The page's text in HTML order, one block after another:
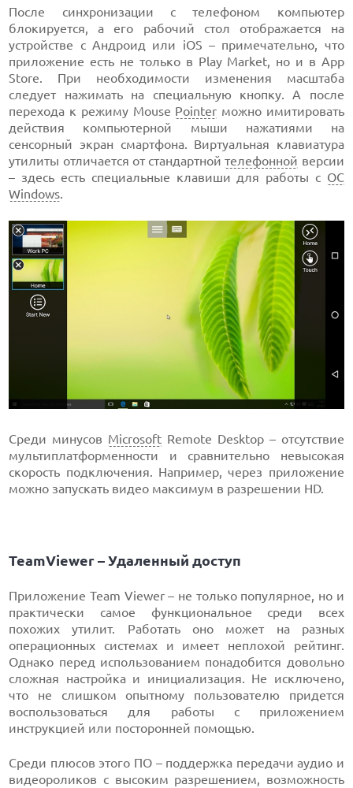
После синхронизации с телефоном компьютер
блокируется, а его рабочий стол отображается на
устройстве с Андроид или iOS – примечательно, что
приложение есть не только в Play Market, но и в App
Store. При необходимости изменения масштаба
следует нажимать на специальную кнопку. А после
перехода к режиму Mouse Pointer можно имитировать
действия компьютерной мыши нажатиями на
сенсорный экран смартфона. Виртуальная клавиатура
утилиты отличается от стандартнойтелефонной версии
– здесь есть специальные клавиши для работы с ОС
Windows.
Среди минусов Microsoft Remote Desktop – отсутствие
мультиплатформенности и сравнительно невысокая
скорость подключения. Например, через приложение
можно запускать видео максимум в разрешении HD.
TeamViewer – Удаленный доступ
Приложение Team Viewer – не только популярное, но и
практически самое функциональное среди всех
похожих утилит. Работать оно может на разных
операционных системах и имеет неплохой рейтинг.
Однако перед использованием понадобится довольно
сложная настройка и инициализация. Не исключено,
что не слишком опытному пользователю придется
воспользоваться для работы с приложением
инструкцией или посторонней помощью.
Среди плюсов этого ПО – поддержка передачи аудио и
видеороликов с высоким разрешением, возможность